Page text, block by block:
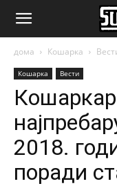
SuperSport.mk
дома Кошарка
Кошарка Вести
2018.
поради